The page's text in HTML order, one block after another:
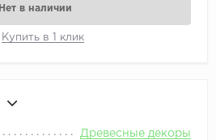
Нет в наличии
Купить в 1 клик
Древесные декоры